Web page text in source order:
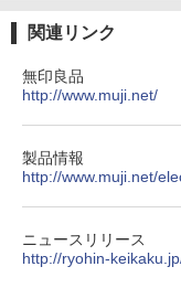
関連リンク
無印良品
http://www.muji.net/
製品情報
http://www.muji.net/
ニュースリリース
http://ryohin-